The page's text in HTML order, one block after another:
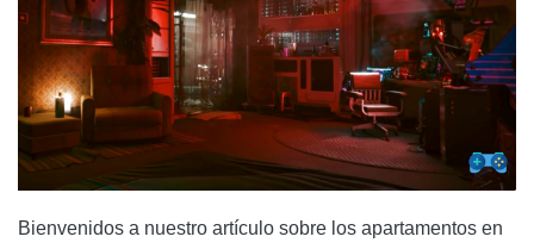
1. ¿PUEDO TENER MÁS DE UN APARTAMENTO EN
CYBERPUNK 2077?
2. ¿PUEDO INVITAR A OTROS JUGADORES A MI
APARTAMENTO EN CYBERPUNK 2077?
CONCLUSIÓN
Bienvenidos a nuestro artículo sobre los apartamentos en